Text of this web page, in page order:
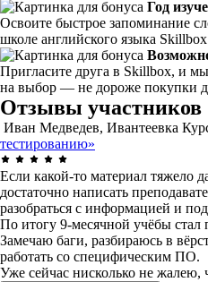
Год
Освоите быстрое запоминание
школе английского языка
Пригласите друга в Skillbox, и
на выбор — не дороже покупки
Отзывы участников
Иван Медведев, Ивантеевка
тестированию»
Если какой-то материал тяжело
достаточно написать
разобраться с информацией и
По итогу 9-месячной учёбы стал
Замечаю баги, разбираюсь в
работать со специфическим ПО.
Уже сейчас нисколько не